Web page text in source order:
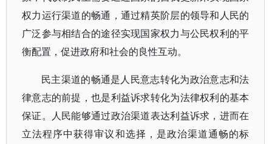
权力运行渠道的畅通，通过精英阶层的领导和人民的
广泛参与相结合的途径实现国家权力与公民权利的平
衡配置，促进政府和社会的良性互动。
民主渠道的畅通是人民意志转化为政治意志和法
律意志的前提，也是利益诉求转化为法律权利的基本
保证。人民能够通过政治渠道表达利益诉求，进而在
立法程序中获得审议和选择，是政治渠道通畅的标